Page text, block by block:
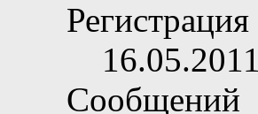
Регистрация
16.05.2011
Сообщений